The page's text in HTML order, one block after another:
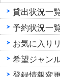
貸出状況一
予約状況一
お気に入り
希望ジャン
登録情報変